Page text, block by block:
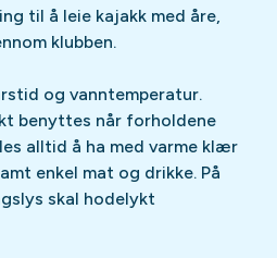
til å leie kajakk med åre,
klubben.
og vanntemperatur.
benyttes når forholdene
alltid å ha med varme klær
enkel mat og drikke. På
skal hodelykt